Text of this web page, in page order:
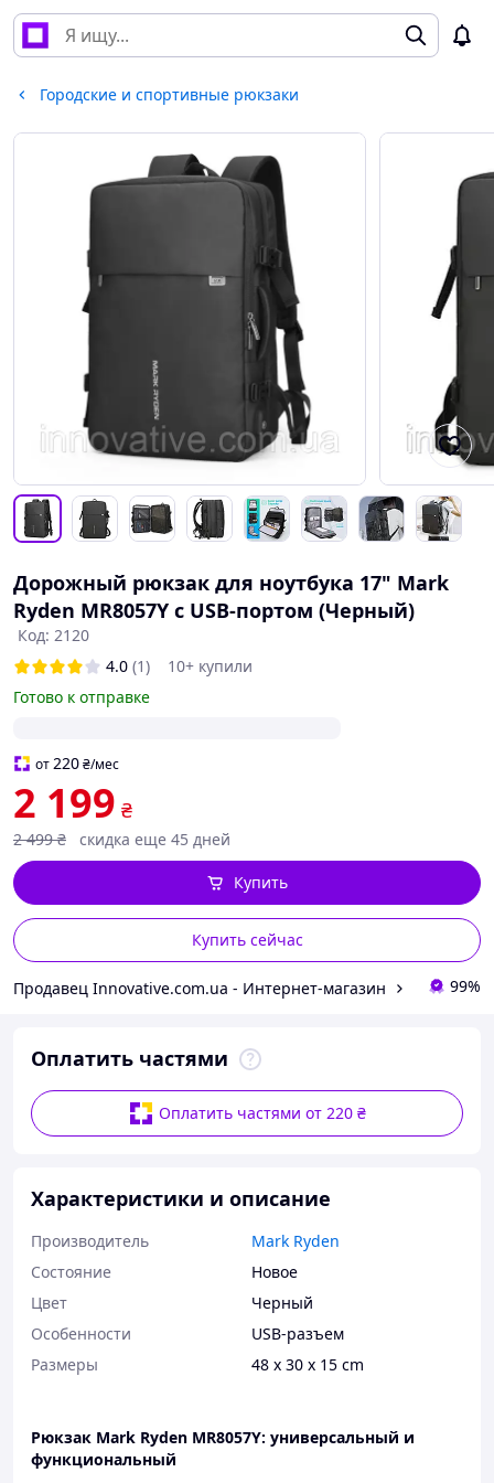
Городские и спортивные рюкзаки
Дорожный рюкзак для ноутбука 17" Mark
Ryden MR8057Y с USB-портом (Черный)
Код: 2120
4.0 (1)
10+ купили
Готово к отправке
от220₴/мес
2 199 ₴
2 499 ₴ скидка еще 45 дней
Купить сейчас
Купить
Продавец Innovative.com.ua - Интернет-магазин 99%
Оплатить частями
Оплатить частями от 220 ₴
Характеристики и описание
Производитель
Mark Ryden
Состояние
Новое
Цвет
Черный
Особенности
USB-разъем
Размеры
48 х 30 х 15 cm
Рюкзак Mark Ryden MR8057Y: универсальный и
функциональный